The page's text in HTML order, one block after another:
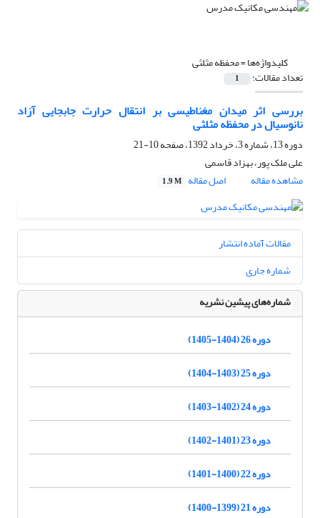
کلیدواژه‌ها =محفظه مثلثی
تعداد مقالات: 1
بررسی اثر میدان مغناطیسی بر انتقال حرارت جابجایی آزاد
نانوسیال در محفظه مثلثی
دوره 13، شماره 3، خرداد 1392، صفحه
10-21
علی ملک پور، بهزاد قاسمی
مشاهده مقاله
اصل مقاله 1.9 M
مقالات آماده انتشار
شماره جاری
شماره‌های پیشین نشریه
دوره 26 (1404-1405)
دوره 25 (1403-1404)
دوره 24 (1402-1403)
دوره 23 (1401-1402)
دوره 22 (1400-1401)
دوره 21 (1399-1400)